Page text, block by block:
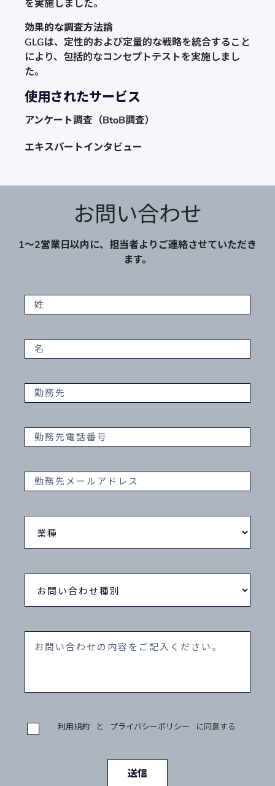
を実施しました。
効果的な調査方法論
GLGは、定性的および定量的な戦略を統合すること
により、包括的なコンセプトテストを実施しまし
た。
使用されたサービス
アンケート調査（BtoB調査）
エキスパートインタビュー
お問い合わせ
1～2営業日以内に、担当者よりご連絡させていただき
ます。
利用規約 と プライバシーポリシー に同意する
送信